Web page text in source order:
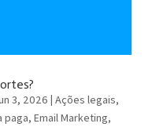
3, 2026 | Ações legais,
paga, Email Marketing,